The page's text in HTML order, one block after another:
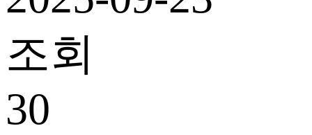
조회
30